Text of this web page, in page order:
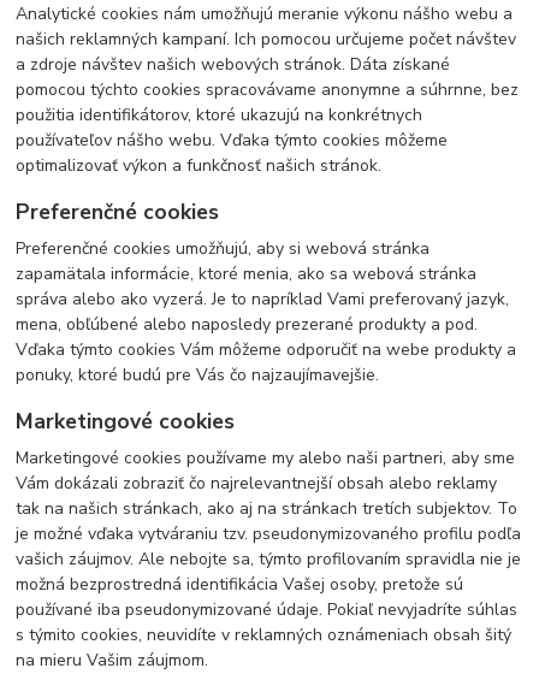
Analytické cookies nám umožňujú meranie výkonu nášho webu a
našich reklamných kampaní. Ich pomocou určujeme počet návštev
a zdroje návštev našich webových stránok. Dáta získané
pomocou týchto cookies spracovávame anonymne a súhrnne, bez
použitia identifikátorov, ktoré ukazujú na konkrétnych
používateľov nášho webu. Vďaka týmto cookies môžeme
optimalizovať výkon a funkčnosť našich stránok.
Preferenčné cookies
Preferenčné cookies umožňujú, aby si webová stránka
zapamätala informácie, ktoré menia, ako sa webová stránka
správa alebo ako vyzerá. Je to napríklad Vami preferovaný jazyk,
mena, obľúbené alebo naposledy prezerané produkty a pod.
Vďaka týmto cookies Vám môžeme odporučiť na webe produkty a
ponuky, ktoré budú pre Vás čo najzaujímavejšie.
Marketingové cookies
Marketingové cookies používame my alebo naši partneri, aby sme
Vám dokázali zobraziť čo najrelevantnejší obsah alebo reklamy
tak na našich stránkach, ako aj na stránkach tretích subjektov. To
je možné vďaka vytváraniu tzv. pseudonymizovaného profilu podľa
vašich záujmov. Ale nebojte sa, týmto profilovaním spravidla nie je
možná bezprostredná identifikácia Vašej osoby, pretože sú
používané iba pseudonymizované údaje. Pokiaľ nevyjadríte súhlas
s týmito cookies, neuvidíte v reklamných oznámeniach obsah šitý
na mieru Vašim záujmom.